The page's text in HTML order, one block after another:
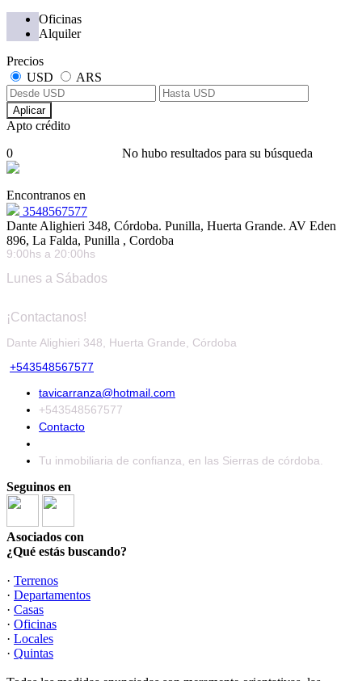
Oficinas
Alquiler
Precios
USD
ARS
Aplicar
Apto crédito
No hubo resultados para su búsqueda
0
Encontranos en
3548567577
Dante Alighieri 348, Córdoba. Punilla, Huerta Grande. AV Eden
896, La Falda, Punilla , Cordoba
9:00hs a 20:00hs
Lunes a Sábados
¡Contactanos!
Dante Alighieri 348, Huerta Grande, Córdoba
+543548567577
tavicarranza@hotmail.com
+543548567577
Contacto
Tu inmobiliaria de confianza, en las Sierras de córdoba.
Seguinos en
Asociados con
¿Qué estás buscando?
· Terrenos
· Departamentos
· Casas
· Oficinas
· Locales
· Quintas